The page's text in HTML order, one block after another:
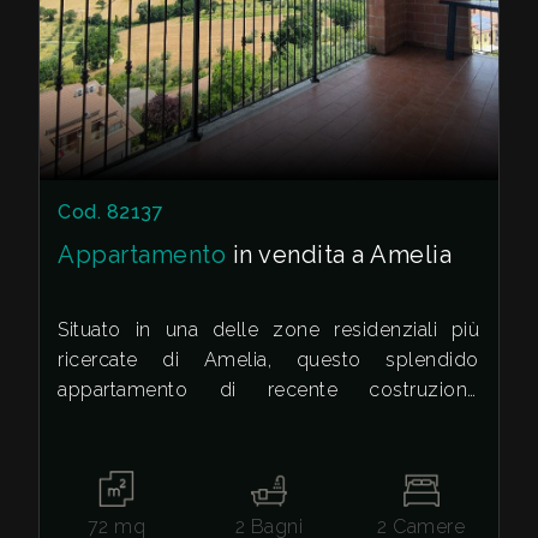
Cod. 82137
Appartamento in vendita a Amelia
Situato in una delle zone residenziali più
ricercate di Amelia, questo splendido
appartamento di recente costruzione
servita da un comodo ascensore, si apre su
una zona giorno luminosa e ariosa dove il
72 mq 2 Bagni 2 Camere
VALE
LA
TUA
CASA?
SEGNALATORE
LAVORA
Terni
Amelia
Tipologia
multiscelta
Residenziali